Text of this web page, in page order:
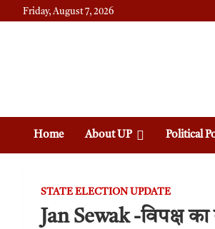
Friday, August 7, 2026
Home About UP Political
STATE ELECTION UPDATE
Jan Sewak -विपक्ष